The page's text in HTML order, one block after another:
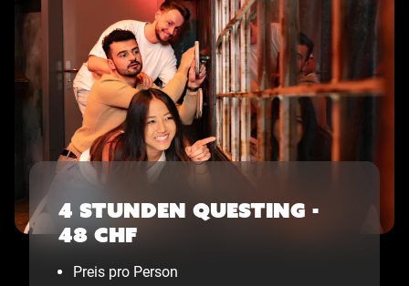
4 Stunden Questing -
48 CHF
Preis pro Person